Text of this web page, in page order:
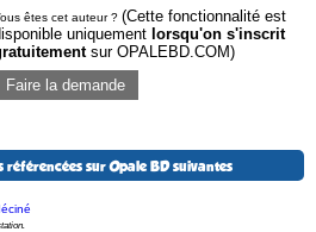
êtes cet auteur ? (Cette fonctionnalité est
uniquement lorsqu'on s'inscrit
sur OPALEBD.COM)
Faire la demande
sur Opale BD suivantes